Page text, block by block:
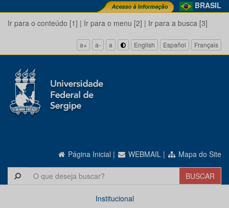
BRASIL
Ir para o conteúdo [1] | Ir para o menu [2] | Ir para a busca [3]
a+ a- a English Español Français
Página Inicial | WEBMAIL | Mapa do Site
Institucional